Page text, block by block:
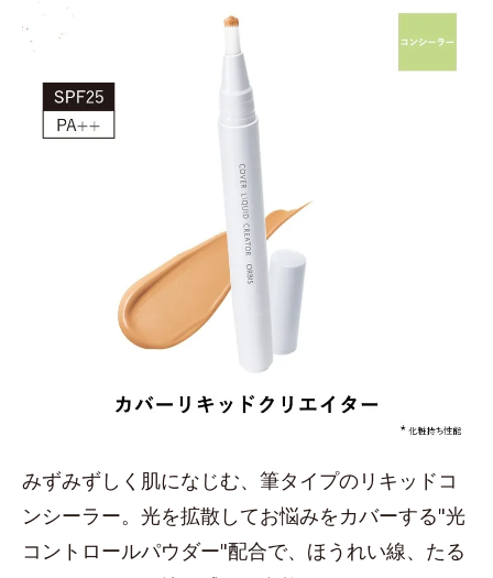
みずみずしく肌になじむ、筆タイプのリキッドコ
ンシーラー。光を拡散してお悩みをカバーする"光
コントロールパウダー"配合で、ほうれい線、たる